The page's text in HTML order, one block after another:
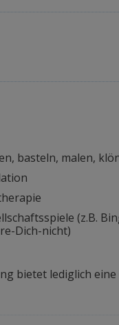
basteln, malen,
(z.B.
Dich-nicht)
bietet lediglich